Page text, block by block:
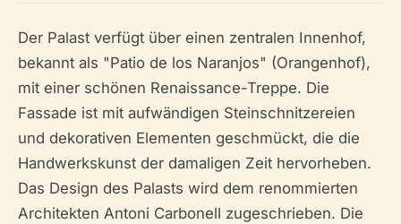
Der Palast verfügt über einen zentralen Innenhof,
bekannt als "Patio de los Naranjos" (Orangenhof),
mit einer schönen Renaissance-Treppe. Die
Fassade ist mit aufwändigen Steinschnitzereien
und dekorativen Elementen geschmückt, die die
Handwerkskunst der damaligen Zeit hervorheben.
Das Design des Palasts wird dem renommierten
Architekten Antoni Carbonell zugeschrieben. Die